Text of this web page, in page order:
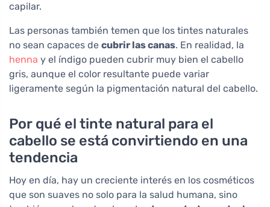
capilar.
Las personas también temen que los tintes naturales
no sean capaces de cubrir las canas. En realidad, la
henna y el índigo pueden cubrir muy bien el cabello
gris, aunque el color resultante puede variar
ligeramente según la pigmentación natural del cabello.
Por qué el tinte natural para el
cabello se está convirtiendo en una
tendencia
Hoy en día, hay un creciente interés en los cosméticos
que son suaves no solo para la salud humana, sino